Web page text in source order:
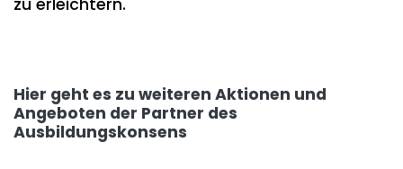
Hier geht es zu weiteren Aktionen und
Angeboten der Partner des
Ausbildungskonsens